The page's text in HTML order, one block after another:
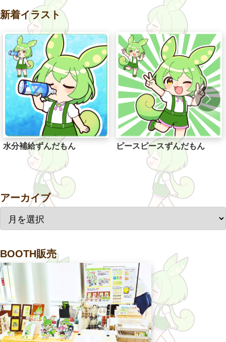
新着イラスト
水分補給ずんだもん ピースピースずんだもん
アーカイブ
BOOTH販売